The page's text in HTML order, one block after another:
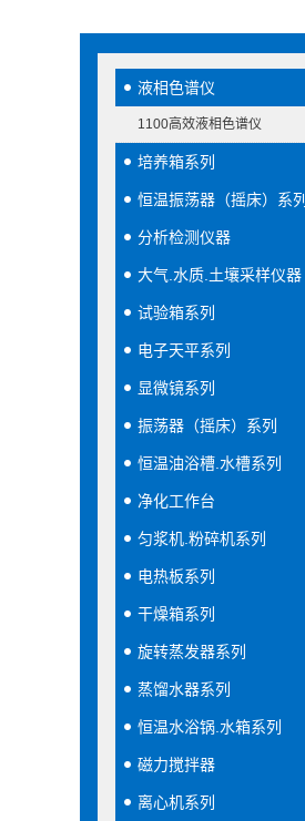
液相色谱仪
1100高效液相色谱仪
培养箱系列
恒温振荡器（摇床）系列
分析检测仪器
大气.水质.土壤采样仪器
试验箱系列
电子天平系列
显微镜系列
振荡器（摇床）系列
恒温油浴槽.水槽系列
净化工作台
匀浆机.粉碎机系列
电热板系列
干燥箱系列
旋转蒸发器系列
蒸馏水器系列
恒温水浴锅.水箱系列
磁力搅拌器
离心机系列